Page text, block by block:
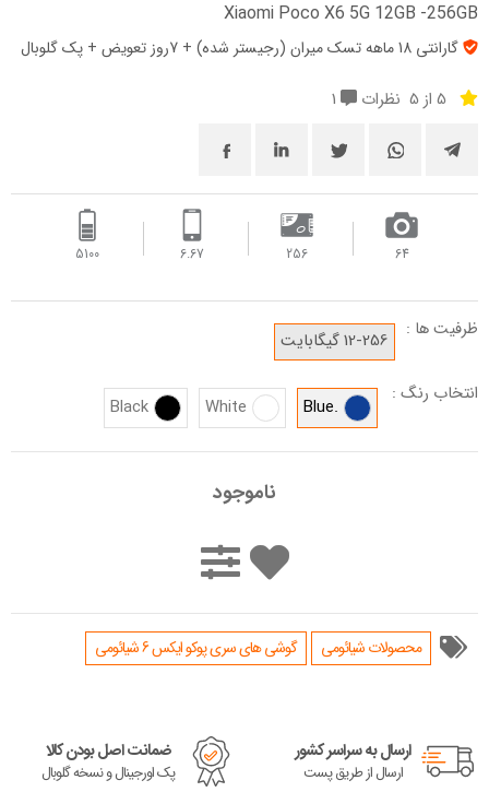
Xiaomi Poco X6 5G 12GB -256GB
گارانتی 18 ماهه تسک میران (رجیستر شده) + 7روز تعویض + پک‌ گلوبال
5 از 5 نظرات
64
256
6.67
5100
ظرفیت ها : 12-256 گیگابایت
انتخاب رنگ :
.Blue
White
Black
ناموجود
محصولات شیائومی گوشی های سری پوکو ایکس 6 شیائومی
ارسال به سراسر کشور
ارسال از طریق پست
ضمانت اصل بودن کالا
پک اورجینال و نسخه گلوبال